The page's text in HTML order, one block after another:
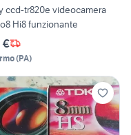
ccd-tr820e videocamera
Hi8 funzionante
€
(PA)